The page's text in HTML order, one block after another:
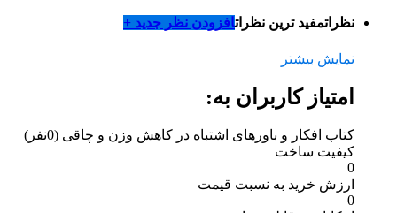
نظراتمفید ترین نظراتافزودن نظر جدید +
نمایش بیشتر
امتیاز کاربران به:
کتاب افکار و باورهای اشتباه در کاهش وزن و چاقی (0نفر)
کیفیت ساخت
0
ارزش خرید به نسبت قیمت
0